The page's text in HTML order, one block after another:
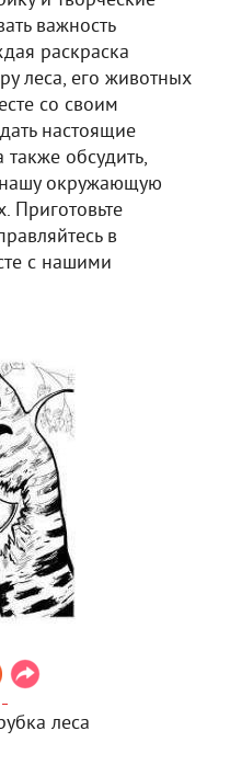
важность
раскраска
леса, его животных
со своим
настоящие
также обсудить,
окружающую
Приготовьте
в
с нашими
леса